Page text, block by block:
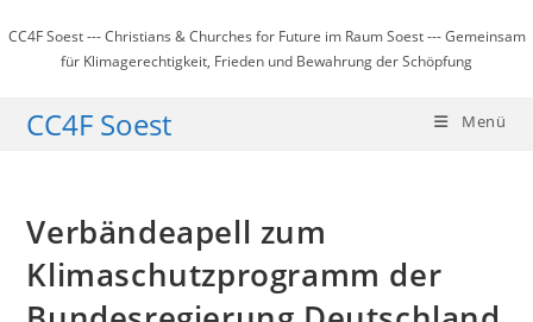
Inhalt
springen
CC4F Soest --- Christians & Churches for Future im Raum Soest --- Gemeinsam
für Klimagerechtigkeit, Frieden und Bewahrung der Schöpfung
CC4F Soest Menü
Verbändeapell zum
Klimaschutzprogramm der